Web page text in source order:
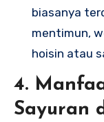
biasanya
mentimun,
hoisin atau
4.
Sayuran